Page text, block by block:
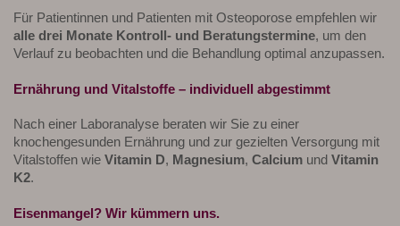
Für Patientinnen und Patienten mit Osteoporose empfehlen wir
alle drei Monate Kontroll- und Beratungstermine, um den
Verlauf zu beobachten und die Behandlung optimal anzupassen.
Ernährung und Vitalstoffe – individuell abgestimmt
Nach einer Laboranalyse beraten wir Sie zu einer
knochengesunden Ernährung und zur gezielten Versorgung mit
Vitalstoffen wie Vitamin D, Magnesium, Calcium und Vitamin
K2.
Eisenmangel? Wir kümmern uns.